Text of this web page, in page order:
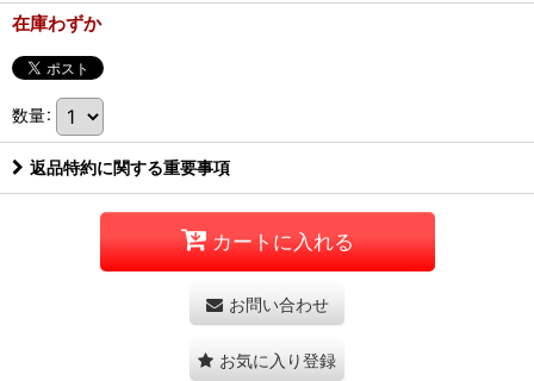
在庫わずか
数量:
返品特約に関する重要事項
カートに入れる
お問い合わせ
お気に入り登録